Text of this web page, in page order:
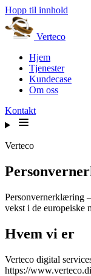
Hopp til innhold
Verteco
Hjem
Tjenester
Kundecase
Om oss
Kontakt
Verteco
Personvernerklæring
vekst i de europeiske
Hvem vi er
Verteco digital
https://